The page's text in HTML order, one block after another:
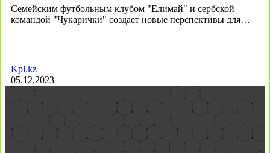
Семейским футбольным клубом "Елимай" и сербской
командой "Чукарички" создает новые перспективы для…
Kpl.kz
05.12.2023